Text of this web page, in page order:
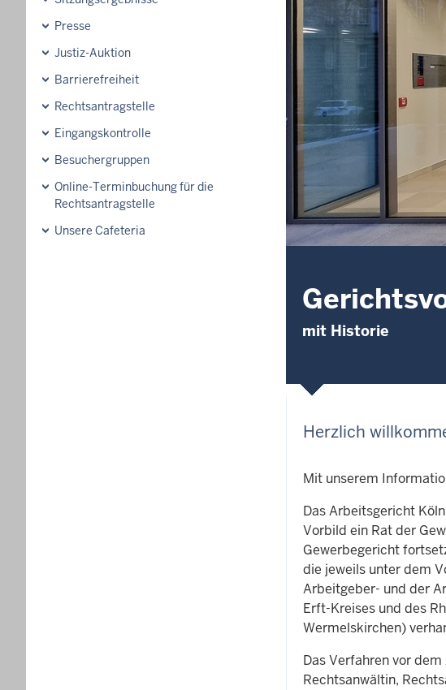
Presse
Justiz-Auktion
Barrierefreiheit
Rechtsantragstelle
Eingangskontrolle
Besuchergruppen
Online-Terminbuchung für die
Rechtsantragstelle
Unsere Cafeteria
mit Historie
Herzlich
Mit unserem
Das Arbeitsgericht
Vorbild ein Rat der
Gewerbegericht
die jeweils unter dem
Arbeitgeber- und der
Erft-Kreises und des
Wermelskirchen)
Das Verfahren vor
Rechtsanwältin,